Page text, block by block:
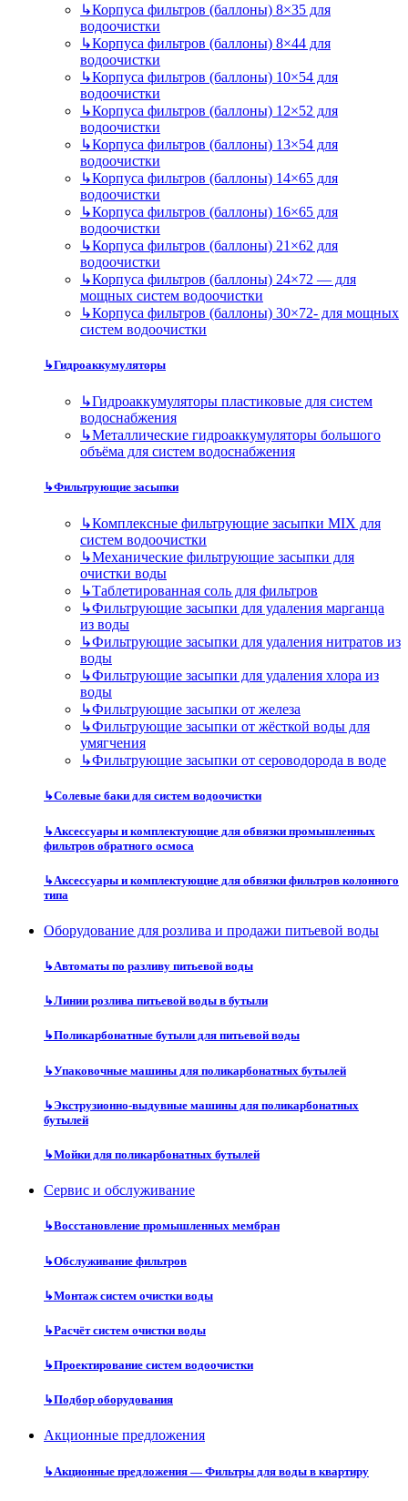
↳Корпуса фильтров (баллоны) 8×35 для
водоочистки
↳Корпуса фильтров (баллоны) 8×44 для
водоочистки
↳Корпуса фильтров (баллоны) 10×54 для
водоочистки
↳Корпуса фильтров (баллоны) 12×52 для
водоочистки
↳Корпуса фильтров (баллоны) 13×54 для
водоочистки
↳Корпуса фильтров (баллоны) 14×65 для
водоочистки
↳Корпуса фильтров (баллоны) 16×65 для
водоочистки
↳Корпуса фильтров (баллоны) 21×62 для
водоочистки
↳Корпуса фильтров (баллоны) 24×72 — для
мощных систем водоочистки
↳Корпуса фильтров (баллоны) 30×72- для мощных
систем водоочистки
↳Гидроаккумуляторы
↳Гидроаккумуляторы пластиковые для систем
водоснабжения
↳Металлические гидроаккумуляторы большого
объёма для систем водоснабжения
↳Фильтрующие засыпки
↳Комплексные фильтрующие засыпки MIX для
систем водоочистки
↳Механические фильтрующие засыпки для
очистки воды
↳Таблетированная соль для фильтров
↳Фильтрующие засыпки для удаления марганца
из воды
↳Фильтрующие засыпки для удаления нитратов из
воды
↳Фильтрующие засыпки для удаления хлора из
воды
↳Фильтрующие засыпки от железа
↳Фильтрующие засыпки от жёсткой воды для
умягчения
↳Фильтрующие засыпки от сероводорода в воде
↳Солевые баки для систем водоочистки
↳Аксессуары и комплектующие для обвязки промышленных
фильтров обратного осмоса
↳Аксессуары и комплектующие для обвязки фильтров колонного
типа
Оборудование для розлива и продажи питьевой воды
↳Автоматы по разливу питьевой воды
↳Линии розлива питьевой воды в бутыли
↳Поликарбонатные бутыли для питьевой воды
↳Упаковочные машины для поликарбонатных бутылей
↳Экструзионно-выдувные машины для поликарбонатных
бутылей
↳Мойки для поликарбонатных бутылей
Сервис и обслуживание
↳Восстановление промышленных мембран
↳Обслуживание фильтров
↳Монтаж систем очистки воды
↳Расчёт систем очистки воды
↳Проектирование систем водоочистки
↳Подбор оборудования
Акционные предложения
↳Акционные предложения — Фильтры для воды в квартиру